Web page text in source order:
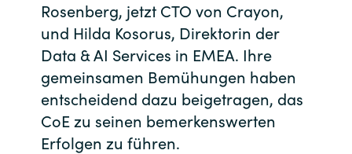
India
Indonesia
Kingdom of Saudi Arabia
Kuwait
Rosenberg, jetzt CTO von Crayon,
und Hilda Kosorus, Direktorin der
Data & AI Services in EMEA. Ihre
gemeinsamen Bemühungen haben
entscheidend dazu beigetragen, das
CoE zu seinen bemerkenswerten
Erfolgen zu führen.